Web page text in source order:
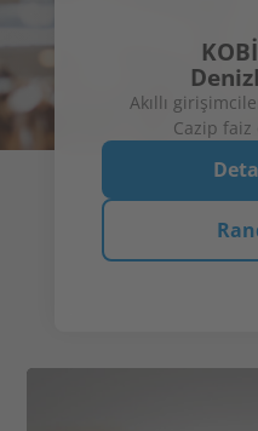
Vadeli
%
Akıllı
Cazip faiz